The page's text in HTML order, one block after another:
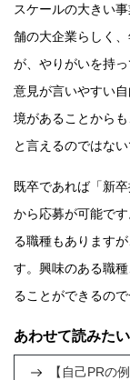
スケールの大きい
舗の大企業らしく
が、やりがいを持
意見が言いやすい
境があることから
と言えるのではない
既卒であれば「新
から応募が可能で
る職種もあります
す。興味のある職
ることができるの
あわせて読みたい
【自己PRの